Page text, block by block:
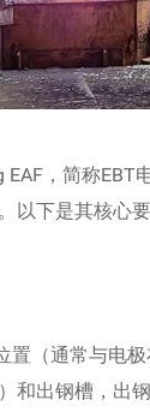
，简称
下是其核心
（通常与电极
出钢槽，出钢